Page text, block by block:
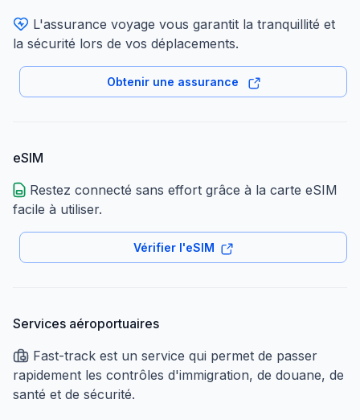
L'assurance voyage vous garantit la tranquillité et
la sécurité lors de vos déplacements.
Obtenir une assurance
eSIM
Restez connecté sans effort grâce à la carte eSIM
facile à utiliser.
Vérifier l'eSIM
Services aéroportuaires
Fast-track est un service qui permet de passer
rapidement les contrôles d'immigration, de douane, de
santé et de sécurité.